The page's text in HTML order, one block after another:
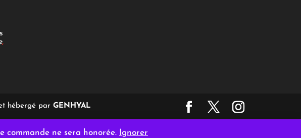
commande ne sera honorée. Ignorer
,
hébergé par GENHYAL